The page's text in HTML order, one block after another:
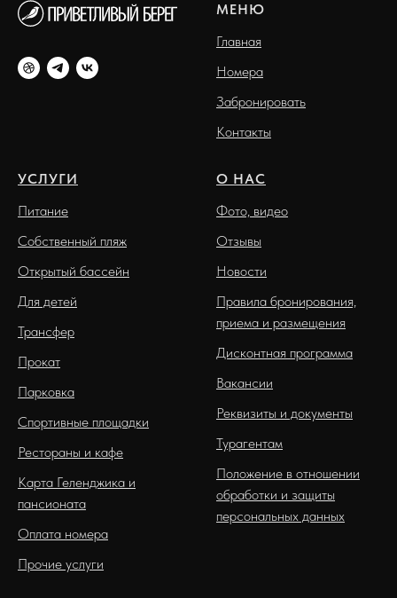
МЕНЮ
Главная
Номера
Забронировать
Контакты
УСЛУГИ
Питание
Собственный пляж
Открытый бассейн
Для детей
Трансфер
Прокат
Парковка
Спортивные площадки
Рестораны и кафе
Карта Геленджика и
пансионата
Оплата номера
Прочие услуги
О НАС
Фото, видео
Отзывы
Новости
Правила бронирования,
приема и размещения
Дисконтная программа
Вакансии
Реквизиты и документы
Турагентам
Положение в отношении
обработки и защиты
персональных данных